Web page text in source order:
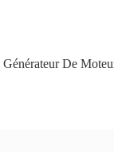
Générateur De